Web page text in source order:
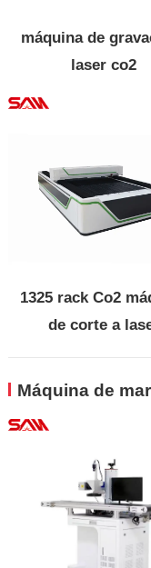
máquina de
laser co2
1325 rack Co2
de corte a
Máquina de